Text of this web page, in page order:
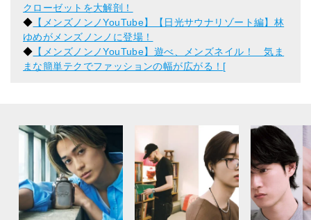
クローゼットを大解剖！
◆ 【メンズノンノYouTube】【日光サウナリゾート編】林
ゆめがメンズノンノに登場！
◆ 【メンズノンノYouTube】遊べ、メンズネイル！ 気ま
まな簡単テクでファッションの幅が広がる！[